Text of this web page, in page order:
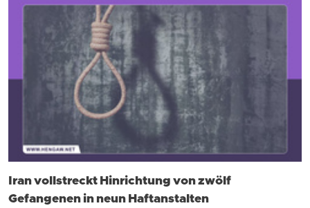
Iran vollstreckt Hinrichtung von zwölf
Gefangenen in neun Haftanstalten